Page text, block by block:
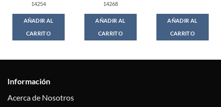
14254
AÑADIR AL
CARRITO
14268
AÑADIR AL
CARRITO
AÑADIR AL
CARRITO
Información
Acerca de Nosotros